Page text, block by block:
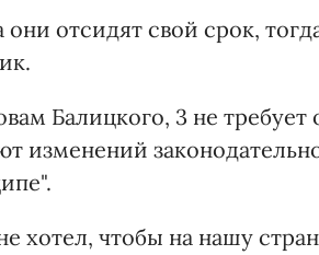
они отсидят свой срок,
Балицкого, 3 не
изменений
хотел, чтобы на нашу